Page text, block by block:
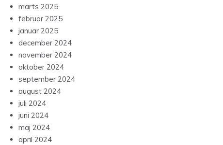
marts 2025
februar 2025
januar 2025
december 2024
november 2024
oktober 2024
september 2024
august 2024
juli 2024
juni 2024
maj 2024
april 2024